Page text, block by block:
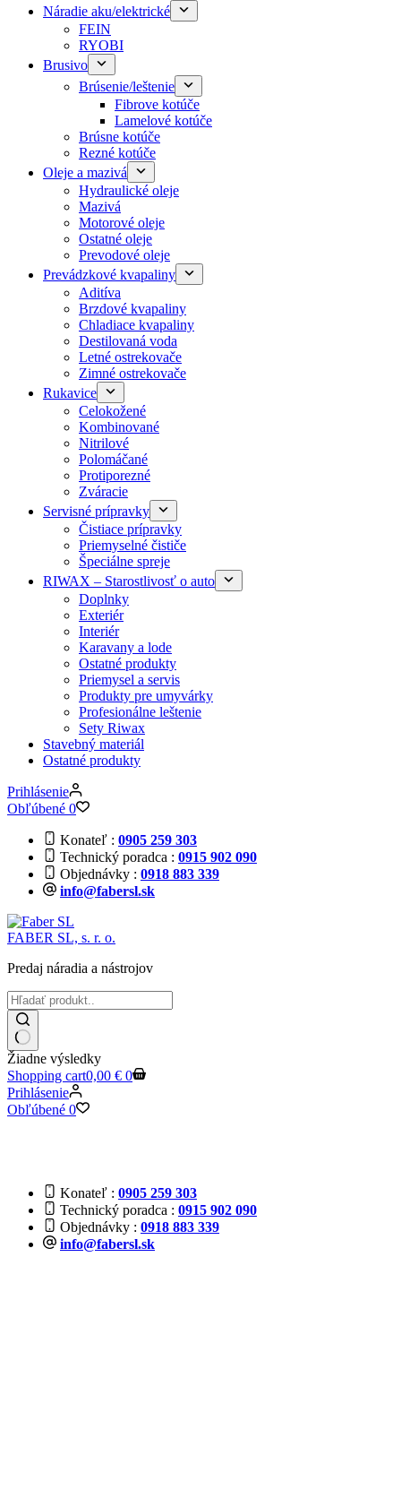
Náradie aku/elektrické
FEIN
RYOBI
Brusivo
Brúsenie/leštenie
Fibrove kotúče
Lamelové kotúče
Brúsne kotúče
Rezné kotúče
Oleje a mazivá
Hydraulické oleje
Mazivá
Motorové oleje
Ostatné oleje
Prevodové oleje
Prevádzkové kvapaliny
Aditíva
Brzdové kvapaliny
Chladiace kvapaliny
Destilovaná voda
Letné ostrekovače
Zimné ostrekovače
Rukavice
Celokožené
Kombinované
Nitrilové
Polomáčané
Protiporezné
Zváracie
Servisné prípravky
Čistiace prípravky
Priemyselné čističe
Špeciálne spreje
RIWAX – Starostlivosť o auto
Doplnky
Exteriér
Interiér
Karavany a lode
Ostatné produkty
Priemysel a servis
Produkty pre umyvárky
Profesionálne leštenie
Sety Riwax
Stavebný materiál
Ostatné produkty
Prihlásenie
Obľúbené 0
Konateľ
0905 259 303
Technický poradca
0915 902 090
Objednávky
0918 883 339
info@fabersl.sk
FABER SL, s. r. o.
Predaj náradia a nástrojov
Žiadne výsledky
Shopping cart0,00 € 0
Prihlásenie
Obľúbené 0
Konateľ
0905 259 303
Technický poradca
0915 902 090
Objednávky
0918 883 339
info@fabersl.sk